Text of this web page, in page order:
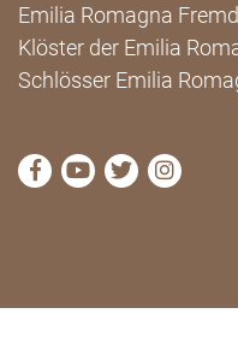
Emilia Romagna
Klöster der Emilia
Schlösser Emilia
die Seite Facebook
die Seitedie Seite
die